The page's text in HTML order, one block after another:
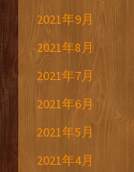
2021年9月
2021年8月
2021年7月
2021年6月
2021年5月
2021年4月